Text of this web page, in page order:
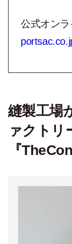
公式オンラ
縫製工場
ァクトリ
『